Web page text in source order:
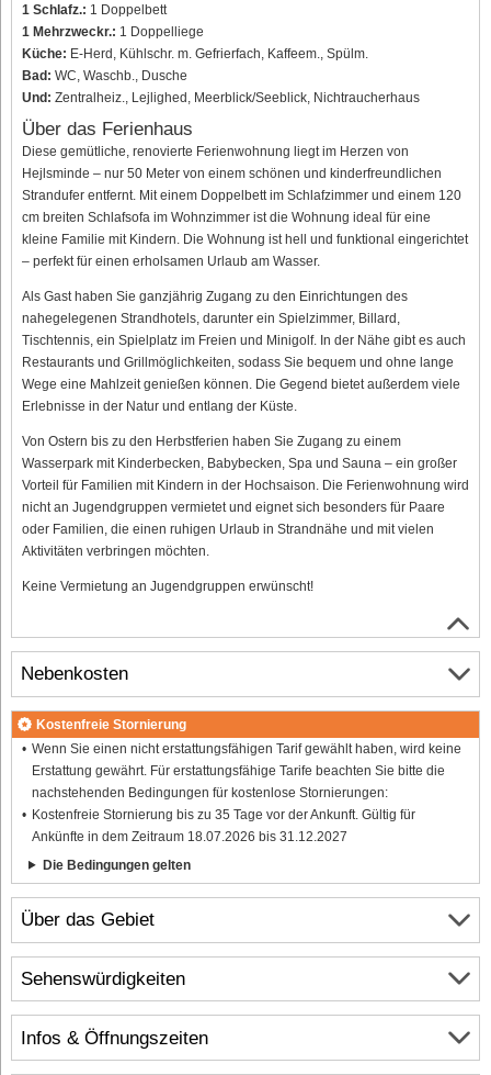
1 Schlafz.: 1 Doppelbett
1 Mehrzweckr.: 1 Doppelliege
Küche: E-Herd, Kühlschr. m. Gefrierfach, Kaffeem., Spülm.
Bad: WC, Waschb., Dusche
Und: Zentralheiz., Lejlighed, Meerblick/Seeblick, Nichtraucherhaus
Über das Ferienhaus
Diese gemütliche, renovierte Ferienwohnung liegt im Herzen von
Hejlsminde – nur 50 Meter von einem schönen und kinderfreundlichen
Strandufer entfernt. Mit einem Doppelbett im Schlafzimmer und einem 120
cm breiten Schlafsofa im Wohnzimmer ist die Wohnung ideal für eine
kleine Familie mit Kindern. Die Wohnung ist hell und funktional eingerichtet
– perfekt für einen erholsamen Urlaub am Wasser.
Als Gast haben Sie ganzjährig Zugang zu den Einrichtungen des
nahegelegenen Strandhotels, darunter ein Spielzimmer, Billard,
Tischtennis, ein Spielplatz im Freien und Minigolf. In der Nähe gibt es auch
Restaurants und Grillmöglichkeiten, sodass Sie bequem und ohne lange
Wege eine Mahlzeit genießen können. Die Gegend bietet außerdem viele
Erlebnisse in der Natur und entlang der Küste.
Von Ostern bis zu den Herbstferien haben Sie Zugang zu einem
Wasserpark mit Kinderbecken, Babybecken, Spa und Sauna – ein großer
Vorteil für Familien mit Kindern in der Hochsaison. Die Ferienwohnung wird
nicht an Jugendgruppen vermietet und eignet sich besonders für Paare
oder Familien, die einen ruhigen Urlaub in Strandnähe und mit vielen
Aktivitäten verbringen möchten.
Keine Vermietung an Jugendgruppen erwünscht!
Über das Gebiet
Infos & Öffnungszeiten
Nebenkosten
Kostenfreie Stornierung
Wenn Sie einen nicht erstattungsfähigen Tarif gewählt haben, wird keine
Erstattung gewährt. Für erstattungsfähige Tarife beachten Sie bitte die
nachstehenden Bedingungen für kostenlose Stornierungen:
Kostenfreie Stornierung bis zu 35 Tage vor der Ankunft. Gültig für
Ankünfte in dem Zeitraum 18.07.2026 bis 31.12.2027
Die Bedingungen gelten
Sehenswürdigkeiten